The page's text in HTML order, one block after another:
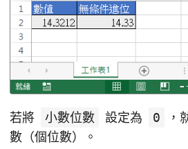
若將 小數位數 設定為 0
，
數（個位數）。